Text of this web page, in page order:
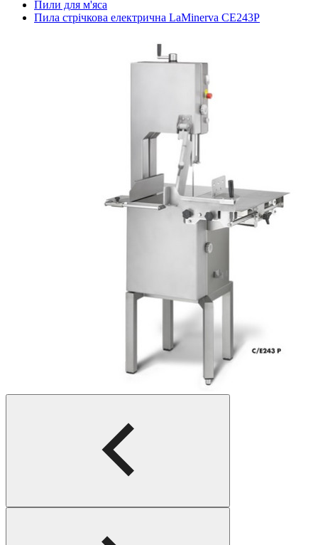
Пили для м'яса
Пила стрічкова електрична LaMinerva CE243P